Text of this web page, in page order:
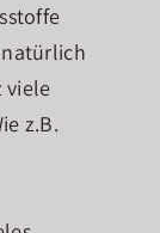
viele
z.B.